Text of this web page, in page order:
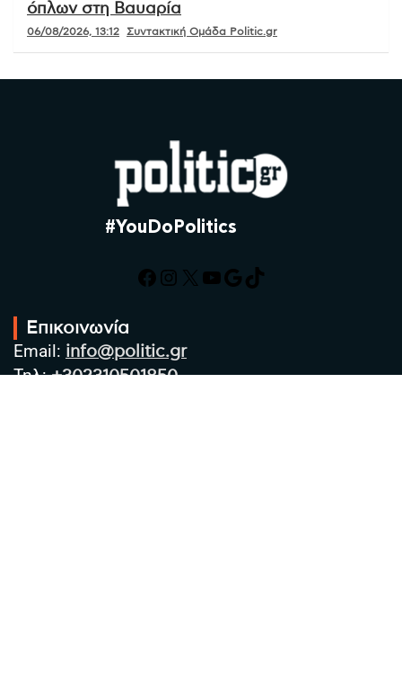
όπλων στη Βαυαρία
06/08/2026, 13:12 Συντακτική Ομάδα Politic.gr
#YouDoPolitics
Facebook
Instagram
X YouTube
Google
TikTok
Επικοινωνία
Email: info@politic.gr
Τηλ:+302310501850